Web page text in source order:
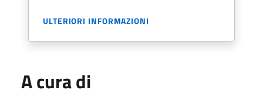
ULTERIORI INFORMAZIONI
A cura di